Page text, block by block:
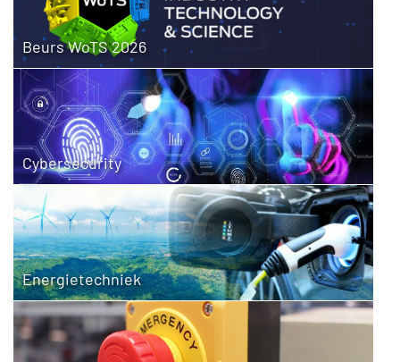
Beurs WoTS 2026
Cybersecurity
Energietechniek